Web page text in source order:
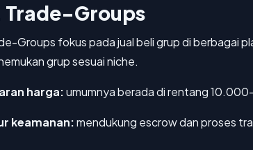
Trade-Groups
Groups fokus pada jual beli grup di berbagai
grup sesuai niche.
harga:umumnya berada di rentang
keamanan:mendukung escrow dan proses